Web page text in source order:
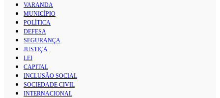
VARANDA
MUNICÍPIO
POLÍTICA
DEFESA
SEGURANÇA
JUSTIÇA
LEI
CAPITAL
INCLUSÃO SOCIAL
SOCIEDADE CIVIL
INTERNACIONAL